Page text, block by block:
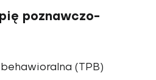
poznawczo-
(TPB)